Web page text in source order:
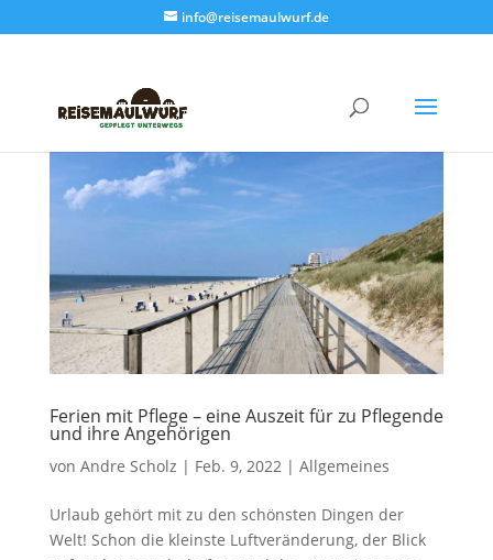
info@reisemaulwurf.de
Ferien mit Pflege – eine Auszeit für zu Pflegende
und ihre Angehörigen
von Andre Scholz | Feb. 9, 2022 | Allgemeines
Urlaub gehört mit zu den schönsten Dingen der
Welt! Schon die kleinste Luftveränderung, der Blick